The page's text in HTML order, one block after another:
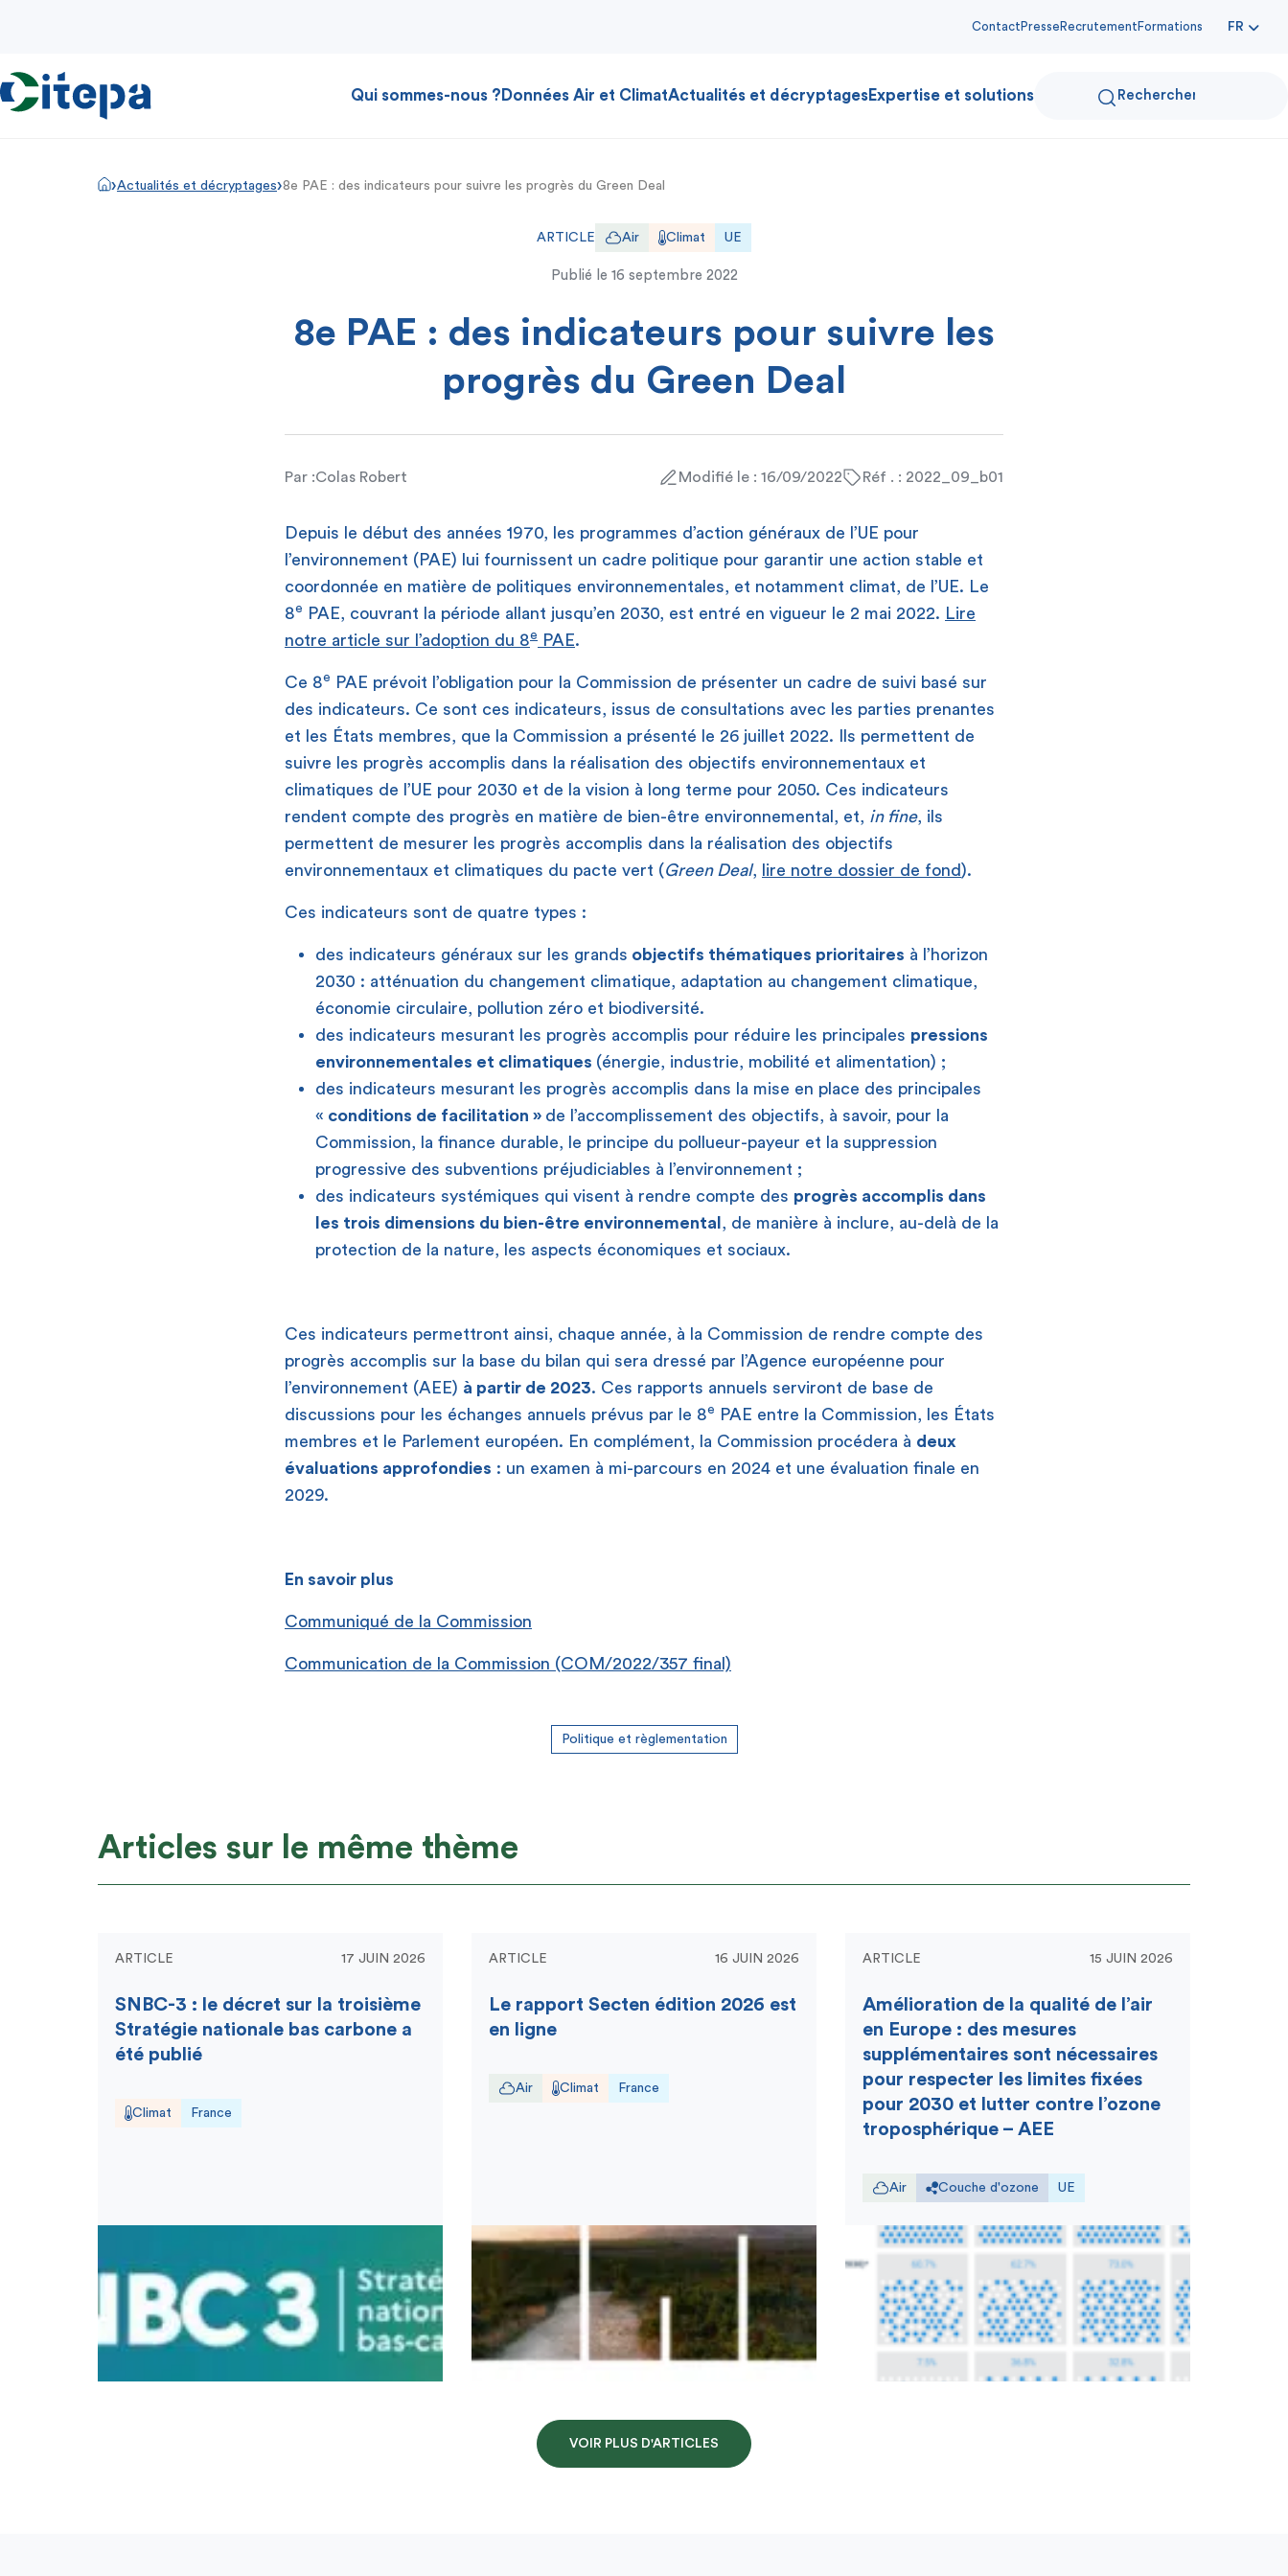
Contact Presse Recrutement Formations FR
Qui sommes-nous ? Données Air et ClimatActualités et décryptagesExpertise et solutions
›Actualités et décryptages›8e PAE : des indicateurs pour suivre les progrès du Green Deal
ARTICLE Air Climat UE
Publié le 16 septembre 2022
8e PAE : des indicateurs pour suivre les
progrès du Green Deal
Par :Colas Robert Modifié le : 16/09/2022 Réf . : 2022_09_b01
Depuis le début des années 1970, les programmes d’action généraux de l’UE pour
l’environnement (PAE) lui fournissent un cadre politique pour garantir une action stable et
coordonnée en matière de politiques environnementales, et notamment climat, de l’UE. Le
8e PAE, couvrant la période allant jusqu’en 2030, est entré en vigueur le 2 mai 2022. Lire
notre article sur l’adoption du 8e PAE.
Ce 8e
PAE prévoit l’obligation pour la Commission de présenter un cadre de suivi basé sur
des indicateurs. Ce sont ces indicateurs, issus de consultations avec les parties prenantes
et les États membres, que la Commission a présenté le 26 juillet 2022. Ils permettent de
suivre les progrès accomplis dans la réalisation des objectifs environnementaux et
climatiques de l’UE pour 2030 et de la vision à long terme pour 2050. Ces indicateurs
rendent compte des progrès en matière de bien-être environnemental, et, in fine, ils
permettent de mesurer les progrès accomplis dans la réalisation des objectifs
environnementaux et climatiques du pacte vert (Green Deal, lire notre dossier de fond).
Ces indicateurs sont de quatre types :
des indicateurs généraux sur les grands objectifs thématiques prioritaires à l’horizon
2030 : atténuation du changement climatique, adaptation au changement climatique,
économie circulaire, pollution zéro et biodiversité.
des indicateurs mesurant les progrès accomplis pour réduire les principales pressions
environnementales et climatiques (énergie, industrie, mobilité et alimentation) ;
des indicateurs mesurant les progrès accomplis dans la mise en place des principales
« conditions de facilitation » de l’accomplissement des objectifs, à savoir, pour la
Commission, la finance durable, le principe du pollueur-payeur et la suppression
progressive des subventions préjudiciables à l’environnement ;
des indicateurs systémiques qui visent à rendre compte des progrès accomplis dans
les trois dimensions du bien-être environnemental , de manière à inclure, au-delà de la
protection de la nature, les aspects économiques et sociaux.
Ces indicateurs permettront ainsi, chaque année, à la Commission de rendre compte des
progrès accomplis sur la base du bilan qui sera dressé par l’Agence européenne pour
l’environnement (AEE) à partir de 2023. Ces rapports annuels serviront de base de
discussions pour les échanges annuels prévus par le 8e
PAE entre la Commission, les États
membres et le Parlement européen. En complément, la Commission procédera à deux
évaluations approfondies : un examen à mi-parcours en 2024 et une évaluation finale en
2029.
En savoir plus
Communiqué de la Commission
Communication de la Commission (COM/2022/357 final)
Politique et règlementation
Articles sur le même thème
ARTICLE 17 JUIN 2026
SNBC-3 : le décret sur la troisième
Stratégie nationale bas carbone a
été publié
Climat France
ARTICLE 16 JUIN 2026
Le rapport Secten édition 2026 est
en ligne
Air Climat France
ARTICLE 15 JUIN 2026
Amélioration de la qualité de l’air
en Europe : des mesures
supplémentaires sont nécessaires
pour respecter les limites fixées
pour 2030 et lutter contre l’ozone
troposphérique – AEE
Air Couche d'ozone UE
VOIR PLUS D'ARTICLES